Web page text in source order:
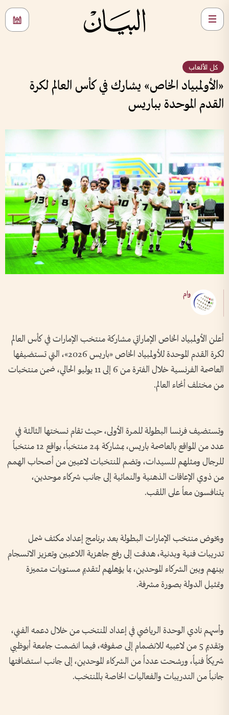
كل الألعاب
«الأولمبياد الخاص» يشارك في كأس العالم لكرة
القدم الموحدة بباريس
وام
أعلن الأولمبياد الخاص الإماراتي مشاركة منتخب الإمارات في كأس العالم
لكرة القدم الموحدة للأولمبياد الخاص «باريس 2026»، التي تستضيفها
العاصمة الفرنسية خلال الفترة من 6 إلى 11 يوليو الحالي، ضمن منتخبات
من مختلف أنحاء العالم.
وتستضيف فرنسا البطولة للمرة الأولى، حيث تقام نسختها الثالثة في
عدد من المواقع بالعاصمة باريس، بمشاركة 24 منتخباً، بواقع 12 منتخباً
للرجال ومثلهم للسيدات، وتضم المنتخبات لاعبين من أصحاب الهمم
من ذوي الإعاقات الذهنية والنمائية إلى جانب شركاء موحدين،
يتنافسون معاً على اللقب.
ويخوض منتخب الإمارات البطولة بعد برنامج إعداد مكثف شمل
تدريبات فنية وبدنية، هدفت إلى رفع جاهزية اللاعبين وتعزيز الانسجام
بينهم وبين الشركاء الموحدين، بما يؤهلهم لتقديم مستويات متميزة
وتمثيل الدولة بصورة مشرفة.
وأسهم نادي الوحدة الرياضي في إعداد المنتخب من خلال دعمه الفني،
وتقديم 5 من لاعبيه للانضمام إلى صفوفه، فيما انضمت جامعة أبوظبي
شريكاً فنياً، ورشحت عدداً من الشركاء الموحدين، إلى جانب استضافتها
جانباً من التدريبات والفعاليات الخاصة بالمنتخب.